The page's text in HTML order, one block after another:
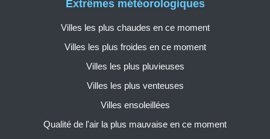
Extrêmes météorologiques
Villes les plus chaudes en ce moment
Villes les plus froides en ce moment
Villes les plus pluvieuses
Villes les plus venteuses
Villes ensoleillées
Qualité de l'air la plus mauvaise en ce moment